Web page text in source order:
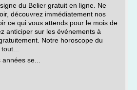
du Belier gratuit en ligne. Ne
découvrez immédiatement nos
ce qui vous attends pour le mois de
anticiper sur les événements à
Notre horoscope du
se...